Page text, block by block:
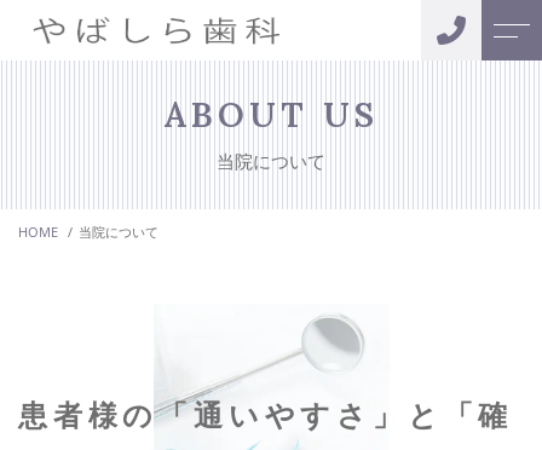
トップページ
当院について
診療メニュー
セラミック治療
訪問歯科
ABOUT US
当院について
HOME 当院について
患者様の「通いやすさ」と「確